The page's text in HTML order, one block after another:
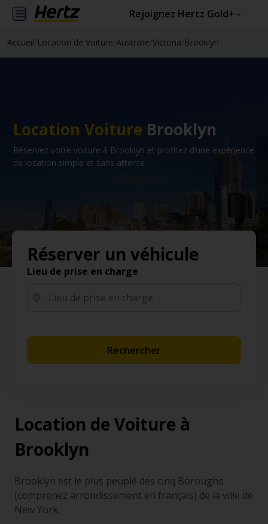
Rejoignez Hertz Gold+
Accueil Location de Voiture Australie Victoria Brooklyn
Location Voiture Brooklyn
Réservez votre voiture à Brooklyn et profitez d’une expérience
de location simple et sans attente.
Réserver un véhicule
Lieu de prise en charge
Rechercher
Location de Voiture à
Brooklyn
Brooklyn est le plus peuplé des cinq Boroughs
(comprenez arrondissement en français) de la ville de
New York.